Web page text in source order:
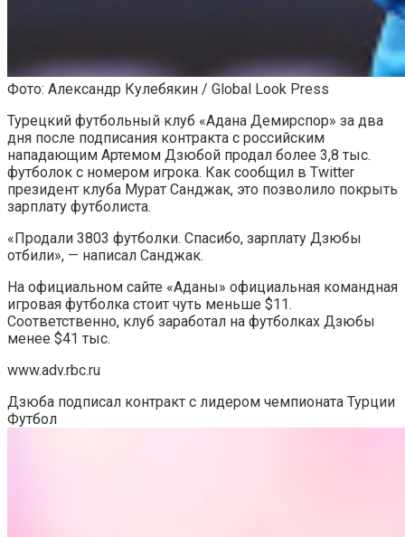
Фото: Александр Кулебякин / Global Look Press
Турецкий футбольный клуб «Адана Демирспор» за два
дня после подписания контракта с российским
нападающим Артемом Дзюбой продал более 3,8 тыс.
футболок с номером игрока. Как сообщил в Twitter
президент клуба Мурат Санджак, это позволило покрыть
зарплату футболиста.
«Продали 3803 футболки. Спасибо, зарплату Дзюбы
отбили», — написал Санджак.
На официальном сайте «Аданы» официальная командная
игровая футболка стоит чуть меньше $11.
Соответственно, клуб заработал на футболках Дзюбы
менее $41 тыс.
www.adv.rbc.ru
Дзюба подписал контракт с лидером чемпионата Турции
Футбол